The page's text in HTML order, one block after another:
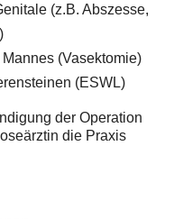
(z.B. Abszesse,
(Vasektomie)
(ESWL)
der Operation
die Praxis